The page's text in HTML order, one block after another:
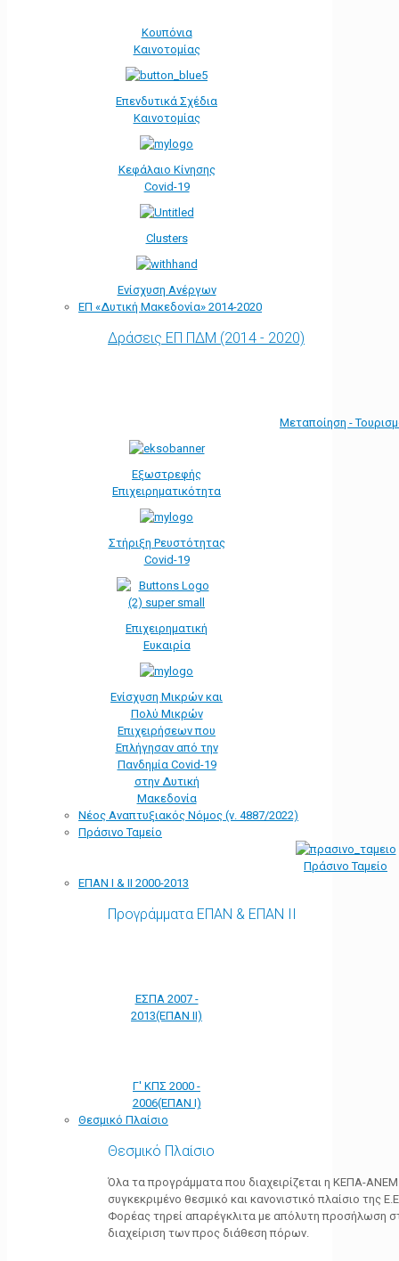
Κουπόνια
Καινοτομίας
Επενδυτικά Σχέδια
Καινοτομίας
Κεφάλαιο Κίνησης
Covid-19
Clusters
Ενίσχυση Ανέργων
ΕΠ «Δυτική Μακεδονία» 2014-2020
Δράσεις ΕΠ ΠΔΜ (2014 - 2020)
Μεταποίηση -
Εξωστρεφής
Επιχειρηματικότητα
Στήριξη Ρευστότητας
Covid-19
Επιχειρηματική
Ευκαιρία
Ενίσχυση Μικρών και
Πολύ Μικρών
Επιχειρήσεων που
Επλήγησαν από την
Πανδημία Covid-19
στην Δυτική
Μακεδονία
Νέος Αναπτυξιακός Νόμος (ν. 4887/2022)
Πράσινο Ταμείο
Πράσινο Ταμείο
ΕΠΑΝ Ι & ΙΙ 2000-2013
Προγράμματα ΕΠΑΝ & ΕΠΑΝ ΙΙ
ΕΣΠΑ 2007 -
2013(ΕΠΑΝ ΙΙ)
Γ' ΚΠΣ 2000 -
2006(ΕΠΑΝ Ι)
Θεσμικό Πλαίσιο
Θεσμικό Πλαίσιο
Όλα τα προγράμματα που διαχειρίζεται η ΚΕΠΑ-
συγκεκριμένο θεσμικό και κανονιστικό πλαίσιο της
Φορέας τηρεί απαρέγκλιτα με απόλυτη προσήλωση
διαχείριση των προς διάθεση πόρων.